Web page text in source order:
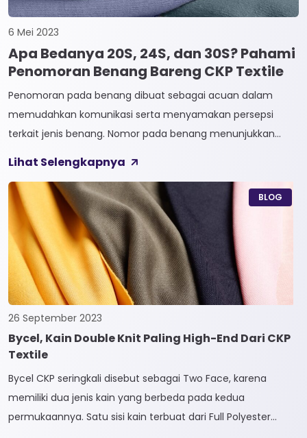
6 Mei 2023
Apa Bedanya 20S, 24S, dan 30S? Pahami
Penomoran Benang Bareng CKP Textile
Penomoran pada benang dibuat sebagai acuan dalam
memudahkan komunikasi serta menyamakan persepsi
terkait jenis benang. Nomor pada benang menunjukkan
penomoran sendiri terbagi menjadi dua, Tidak Langsung dan
Langsung. 1. Penomoran Tidak Langsung Penomoran Tidak
Langsung biasa diaplikasikan pada jenis Natural Fiber, seperti
Rayon dan Cotton. Satuan yang paling […]
Lihat Selengkapnya
BLOG
26 September 2023
Bycel, Kain Double Knit Paling High-End Dari CKP
Textile
Bycel CKP seringkali disebut sebagai Two Face, karena
memiliki dua jenis kain yang berbeda pada kedua
permukaannya. Satu sisi kain terbuat dari Full Polyester